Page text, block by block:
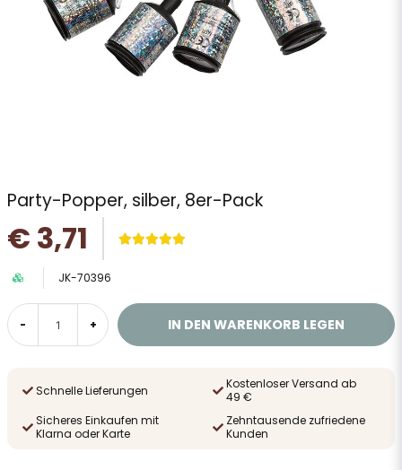
Party-Popper, silber, 8er-Pack
€ 3,71
JK-70396
- + IN DEN WARENKORB LEGEN
Schnelle Lieferungen
Kostenloser Versand ab
49 €
Sicheres Einkaufen mit
Klarna oder Karte
Zehntausende zufriedene
Kunden